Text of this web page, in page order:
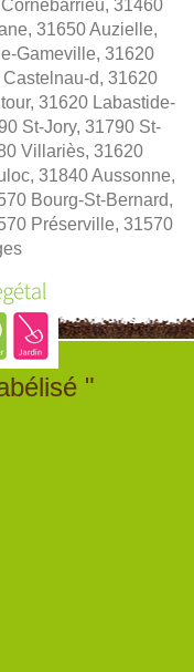
31460
31650 Auzielle,
Gameville, 31620
d, 31620
31620 Labastide-
St-Jory, 31790 St-
Villariès, 31620
31840 Aussonne,
Bourg-St-Bernard,
Préserville, 31570
"